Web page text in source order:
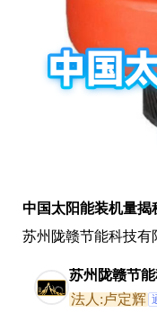
中国太阳能装机量揭
苏州陇赣节能科技有
苏州陇赣节
法人:卢定辉